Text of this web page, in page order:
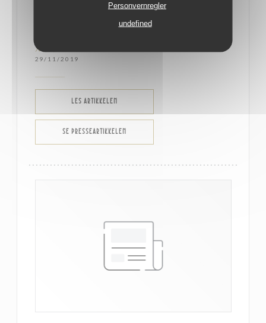
Personvernregler
undefined
ルへ。
29/11/2019
LES ARTIKKELEN
SE PRESSEARTIKKELEN